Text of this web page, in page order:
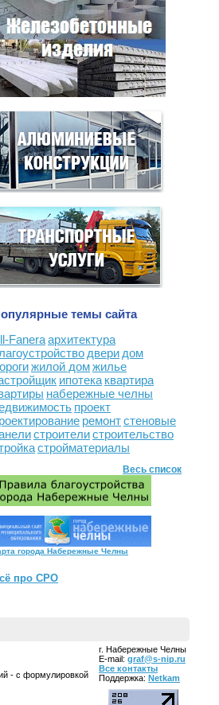
темы сайта
Faneraархитектура
двери дом
жилой домжилье
ипотека квартира
набережные челны
проект
ремонтстеновые
строителистроительство
стройматериалы
Весь список
города Набережные Челны
про СРО
- с формулировкой
г. Набережные Челны
E-mail: graf@s-nip.ru
Все контакты
Поддержка: Netkam